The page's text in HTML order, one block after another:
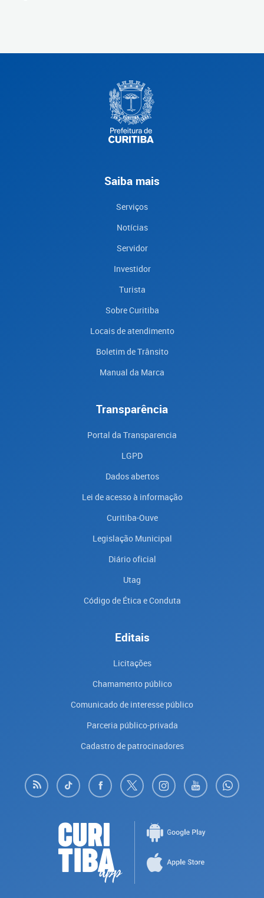
Saiba mais
Serviços
Notícias
Servidor
Investidor
Turista
Sobre Curitiba
Locais de atendimento
Boletim de Trânsito
Manual da Marca
Transparência
Portal da Transparencia
LGPD
Dados abertos
Lei de acesso à informação
Curitiba-Ouve
Legislação Municipal
Diário oficial
Utag
Código de Ética e Conduta
Editais
Licitações
Chamamento público
Comunicado de interesse público
Parceria público-privada
Cadastro de patrocinadores